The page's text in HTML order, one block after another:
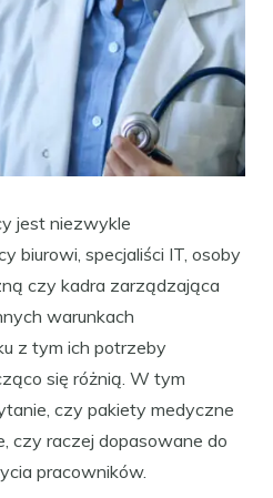
jest niezwykle
biurowi, specjaliści IT, osoby
czy kadra zarządzająca
warunkach
z tym ich potrzeby
się różnią. W tym
czy pakiety medyczne
czy raczej dopasowane do
pracowników.